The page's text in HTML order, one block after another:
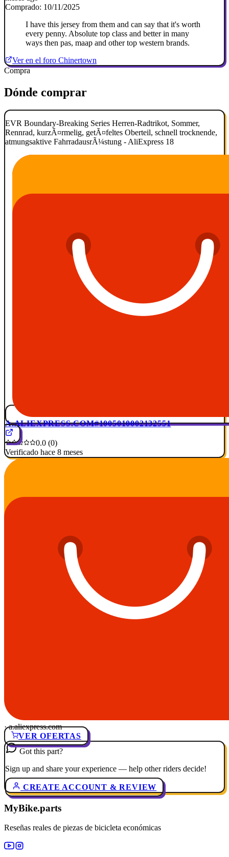
Comprado: 10/11/2025
I have this jersey from them and can say that it's worth
every penny. Absolute top class and better in many
ways then pas, maap and other top western brands.
Ver en el foro Chinertown
Compra
Dónde comprar
EVR Boundary-Breaking Series Herren-Radtrikot, Sommer,
Rennrad, kurzÃ¤rmelig, getÃ¤feltes Oberteil, schnell trocknende,
atmungsaktive FahrradausrÃ¼stung - AliExpress 18
A.ALIEXPRESS.COM#1005010002132551
0.0 (0)
Verificado hace 8 meses
· a.aliexpress.com
VER OFERTAS
Got this part?
Sign up and share your experience — help other riders decide!
CREATE ACCOUNT & REVIEW
MyBike.parts
Reseñas reales de piezas de bicicleta económicas